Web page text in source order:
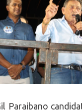
Paraibano